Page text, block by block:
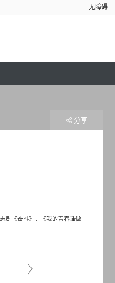
无障碍
剧《奋斗》、《我的青春谁做
分享